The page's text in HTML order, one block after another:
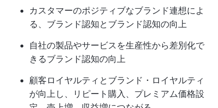
カスタマーのポジティブなブランド連想によ
る、ブランド認知とブランド認知の向上
自社の製品やサービスを生産性から差別化で
きるブランド認知の向上
顧客ロイヤルティとブランド・ロイヤルティ
が向上し、リピート購入、プレミアム価格設